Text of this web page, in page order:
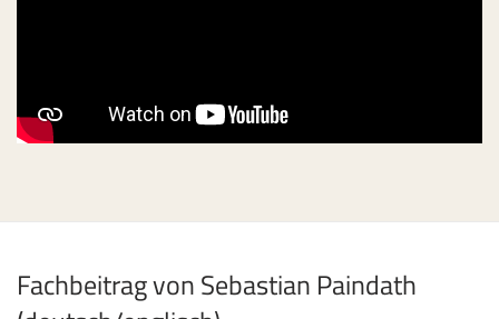
Fachbeitrag von Sebastian Paindath